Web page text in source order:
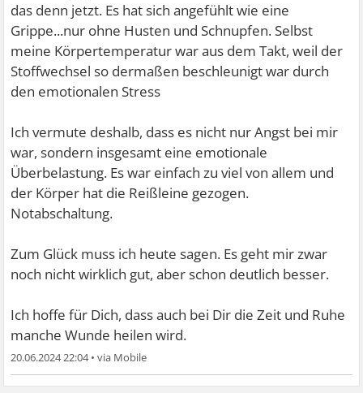
das denn jetzt. Es hat sich angefühlt wie eine
Grippe...nur ohne Husten und Schnupfen. Selbst
meine Körpertemperatur war aus dem Takt, weil der
Stoffwechsel so dermaßen beschleunigt war durch
den emotionalen Stress
Ich vermute deshalb, dass es nicht nur Angst bei mir
war, sondern insgesamt eine emotionale
Überbelastung. Es war einfach zu viel von allem und
der Körper hat die Reißleine gezogen.
Notabschaltung.
Zum Glück muss ich heute sagen. Es geht mir zwar
noch nicht wirklich gut, aber schon deutlich besser.
Ich hoffe für Dich, dass auch bei Dir die Zeit und Ruhe
manche Wunde heilen wird.
20.06.2024 22:04•